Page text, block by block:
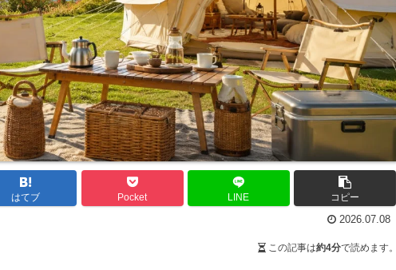
はてブ Pocket LINE コピー
2026.07.08
この記事は約4分で読めます。